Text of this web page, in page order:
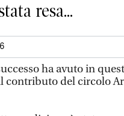
resa...
ha avuto in
contributo del circolo